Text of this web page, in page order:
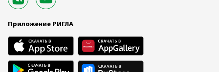
Приложение РИГЛА